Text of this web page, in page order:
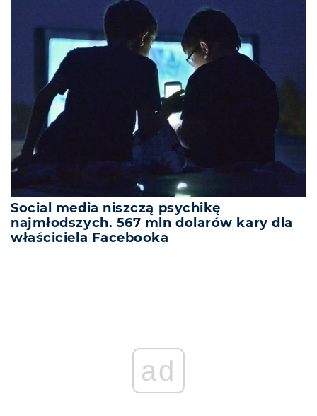
Social media niszczą psychikę
najmłodszych. 567 mln dolarów kary dla
właściciela Facebooka
ad